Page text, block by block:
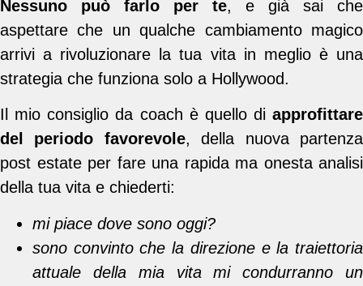
Nessuno può farlo per te, e già sai che
aspettare che un qualche cambiamento magico
arrivi a rivoluzionare la tua vita in meglio è una
strategia che funziona solo a Hollywood.
Il mio consiglio da coach è quello di approfittare
del periodo favorevole, della nuova partenza
post estate per fare una rapida ma onesta analisi
della tua vita e chiederti:
mi piace dove sono oggi?
sono convinto che la direzione e la traiettoria
attuale della mia vita mi condurranno un